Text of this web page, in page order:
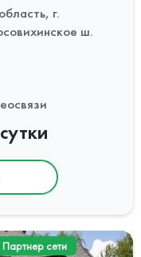
г.
ш.
Партнер сети